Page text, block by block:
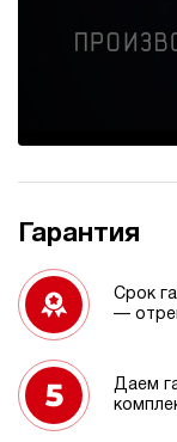
Гарантия
Срок
—
Даем